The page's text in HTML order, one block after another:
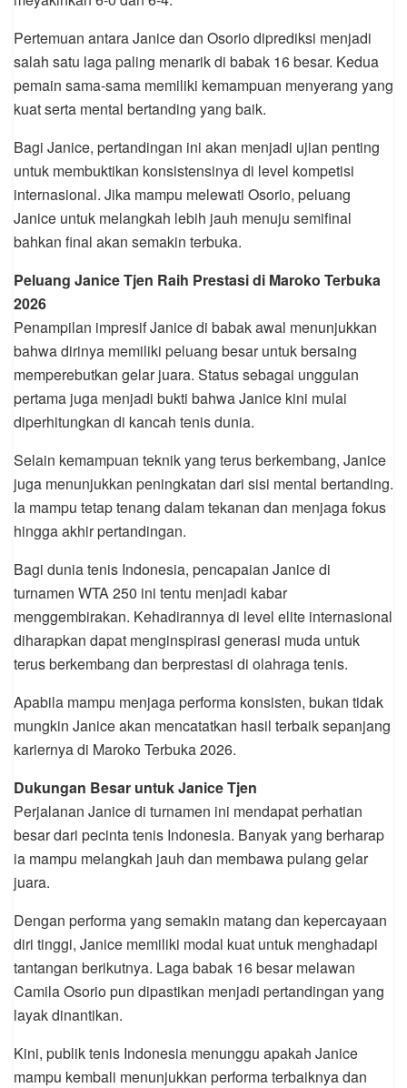
Pertemuan antara Janice dan Osorio diprediksi menjadi
salah satu laga paling menarik di babak 16 besar. Kedua
pemain sama-sama memiliki kemampuan menyerang yang
kuat serta mental bertanding yang baik.
Bagi Janice, pertandingan ini akan menjadi ujian penting
untuk membuktikan konsistensinya di level kompetisi
internasional. Jika mampu melewati Osorio, peluang
Janice untuk melangkah lebih jauh menuju semifinal
bahkan final akan semakin terbuka.
Peluang Janice Tjen Raih Prestasi di Maroko Terbuka
2026
Penampilan impresif Janice di babak awal menunjukkan
bahwa dirinya memiliki peluang besar untuk bersaing
memperebutkan gelar juara. Status sebagai unggulan
pertama juga menjadi bukti bahwa Janice kini mulai
diperhitungkan di kancah tenis dunia.
Selain kemampuan teknik yang terus berkembang, Janice
juga menunjukkan peningkatan dari sisi mental bertanding.
Ia mampu tetap tenang dalam tekanan dan menjaga fokus
hingga akhir pertandingan.
Bagi dunia tenis Indonesia, pencapaian Janice di
turnamen WTA 250 ini tentu menjadi kabar
menggembirakan. Kehadirannya di level elite internasional
diharapkan dapat menginspirasi generasi muda untuk
terus berkembang dan berprestasi di olahraga tenis.
Apabila mampu menjaga performa konsisten, bukan tidak
mungkin Janice akan mencatatkan hasil terbaik sepanjang
kariernya di Maroko Terbuka 2026.
Dukungan Besar untuk Janice Tjen
Perjalanan Janice di turnamen ini mendapat perhatian
besar dari pecinta tenis Indonesia. Banyak yang berharap
ia mampu melangkah jauh dan membawa pulang gelar
juara.
Dengan performa yang semakin matang dan kepercayaan
diri tinggi, Janice memiliki modal kuat untuk menghadapi
tantangan berikutnya. Laga babak 16 besar melawan
Camila Osorio pun dipastikan menjadi pertandingan yang
layak dinantikan.
Kini, publik tenis Indonesia menunggu apakah Janice
mampu kembali menunjukkan performa terbaiknya dan